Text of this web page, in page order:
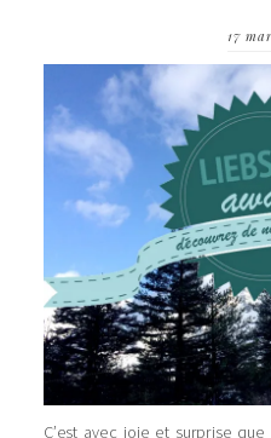
17
C’est avec joie et surprise